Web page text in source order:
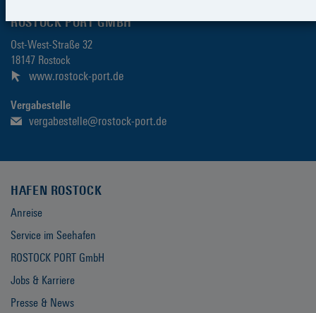
ROSTOCK PORT GMBH
Ost-West-Straße 32
18147 Rostock
www.rostock-port.de
Vergabestelle
vergabestelle@rostock-port.de
HAFEN ROSTOCK
Anreise
Service im Seehafen
ROSTOCK PORT GmbH
Jobs & Karriere
Presse & News